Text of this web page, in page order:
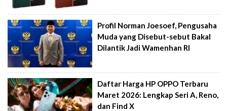
Profil Norman Joesoef, Pengusaha
Muda yang Disebut-sebut Bakal
Dilantik Jadi Wamenhan RI
Daftar Harga HP OPPO Terbaru
Maret 2026: Lengkap Seri A, Reno,
dan Find X